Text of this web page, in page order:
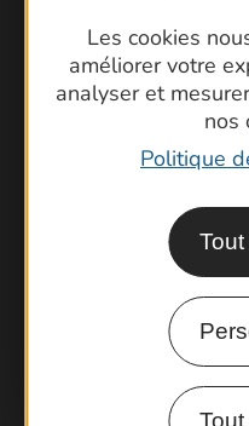
Les cookies
améliorer votre
analyser et
nos
Politique
Foire